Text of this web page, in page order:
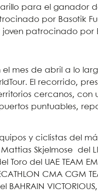
para el ganador
por Basotik
patrocinado por
el mes de abril a lo
El recorrido,
cercanos, con
puntuables,
y ciclistas del
Skjelmose del
del UAE TEAM
CMA CGM
BAHRAIN